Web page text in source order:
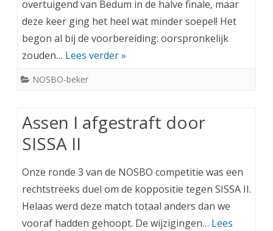
overtuigend van Bedum in de halve finale, maar
deze keer ging het heel wat minder soepel! Het
begon al bij de voorbereiding: oorspronkelijk
zouden… Lees verder »
NOSBO-beker
Assen I afgestraft door
SISSA II
Onze ronde 3 van de NOSBO competitie was een
rechtstreeks duel om de koppositie tegen SISSA II.
Helaas werd deze match totaal anders dan we
vooraf hadden gehoopt. De wijzigingen… Lees